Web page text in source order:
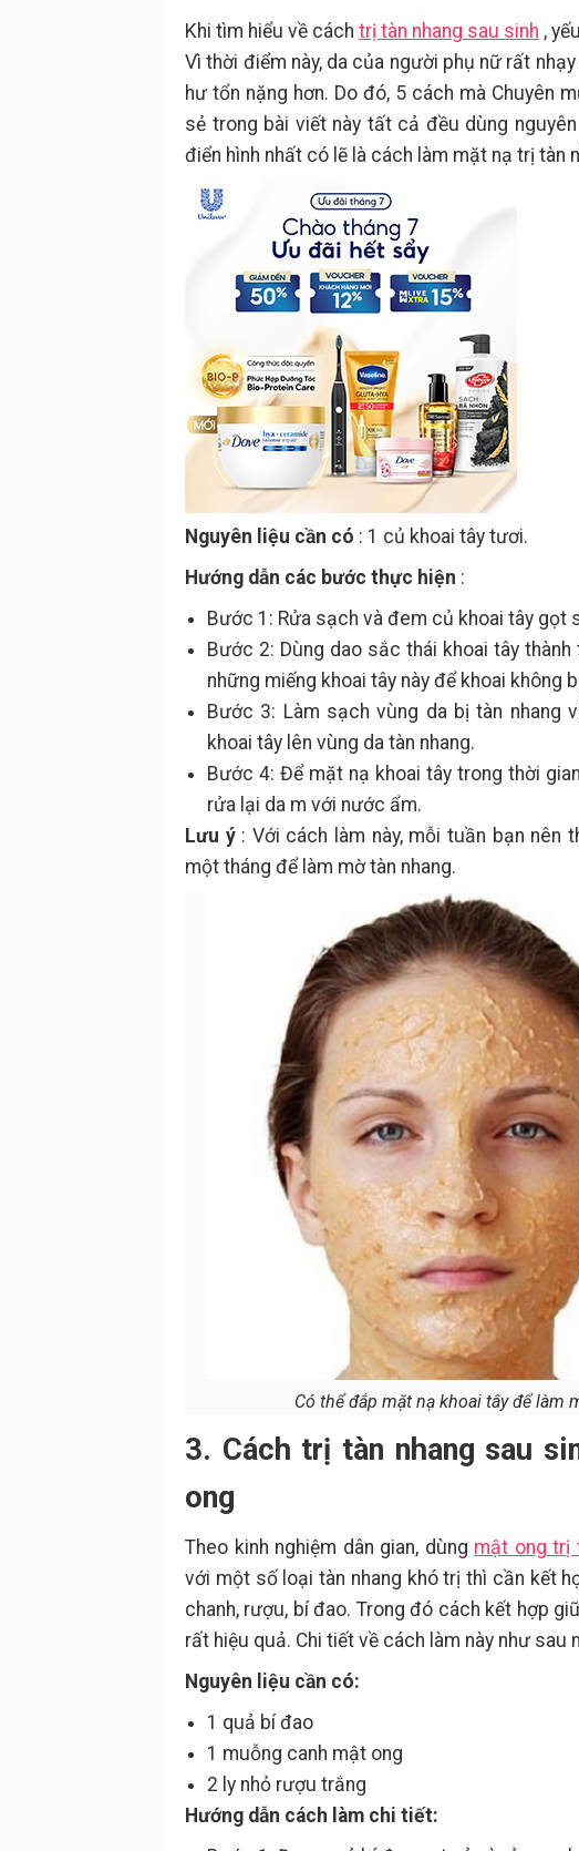
Khi tìm hiểu về cách trị tàn nhang sau sinh ,
Vì thời điểm này, da của người phụ nữ rất
hư tổn nặng hơn. Do đó, 5 cách mà Chuyên
sẻ trong bài viết này tất cả đều dùng
điển hình nhất có lẽ là cách làm mặt nạ trị tàn
Nguyên liệu cần có : 1 củ khoai tây tươi.
Hướng dẫn các bước thực hiện :
Bước 1: Rửa sạch và đem củ khoai tây gọt
Bước 2: Dùng dao sắc thái khoai tây
những miếng khoai tây này để khoai không
Bước 3: Làm sạch vùng da bị tàn nhang
khoai tây lên vùng da tàn nhang.
Bước 4: Để mặt nạ khoai tây trong thời
rửa lại da m với nước ẩm.
Lưu ý: Với cách làm này, mỗi tuần bạn nên
một tháng để làm mờ tàn nhang.
Có thể đắp mặt nạ khoai tây để làm
3. Cách trị tàn nhang sau
ong
Theo kinh nghiệm dân gian, dùng mật ong trị
với một số loại tàn nhang khó trị thì cần kết
chanh, rượu, bí đao. Trong đó cách kết hợp
rất hiệu quả. Chi tiết về cách làm này như sau
Nguyên liệu cần có:
1 quả bí đao
1 muỗng canh mật ong
2 ly nhỏ rượu trắng
Hướng dẫn cách làm chi tiết: